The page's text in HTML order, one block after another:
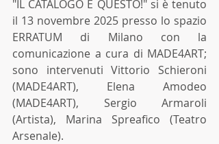
"IL CATALOGO È QUESTO!" si è tenuto
il 13 novembre 2025 presso lo spazio
ERRATUM di Milano con la
comunicazione a cura di MADE4ART;
sono intervenuti Vittorio Schieroni
(MADE4ART), Elena Amodeo
(MADE4ART), Sergio Armaroli
(Artista), Marina Spreafico (Teatro
Arsenale).